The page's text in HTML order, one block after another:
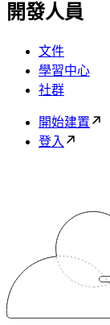
開發人員
文件
學習中心
社群
開始建置
登入